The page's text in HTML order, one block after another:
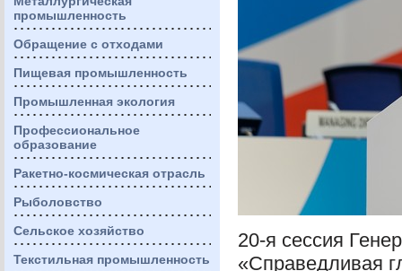
промышленность
Обращение с отходами
Пищевая промышленность
Промышленная экология
Профессиональное
образование
Ракетно-космическая отрасль
Рыболовство
Сельское хозяйство
Текстильная промышленность
20-я сессия
«Справедливая